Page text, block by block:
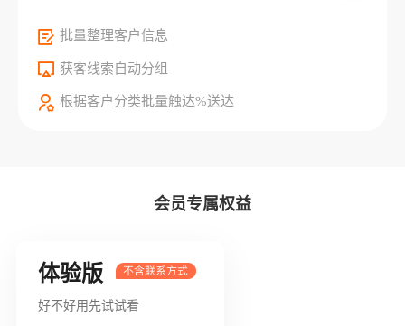
批量整理客户信息
获客线索自动分组
根据客户分类批量触达%送达
会员专属权益
体验版
好不好用先试试看